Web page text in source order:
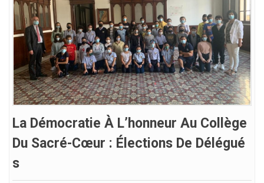
La Démocratie À L’honneur Au Collège
Du Sacré-Cœur : Élections De Délégué
S